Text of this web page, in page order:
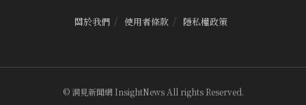
關於我們 使用者條款 隱私權政策
© 洞見新聞網 InsightNews All rights Reserved.